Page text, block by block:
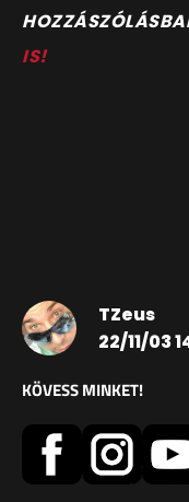
IS!
TZeus
22/11/03
KÖVESS MINKET!